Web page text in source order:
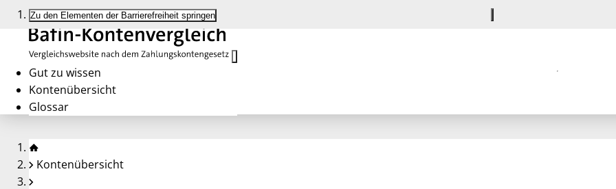
Zu den Elementen der Barrierefreiheit springen
Gut zu wissen
Kontenübersicht
Glossar
Kontenübersicht